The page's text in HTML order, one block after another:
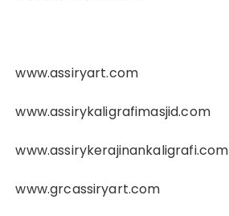
www.assiryart.com
www.assirykaligrafimasjid.com
www.assirykerajinankaligrafi.com
www.grcassiryart.com